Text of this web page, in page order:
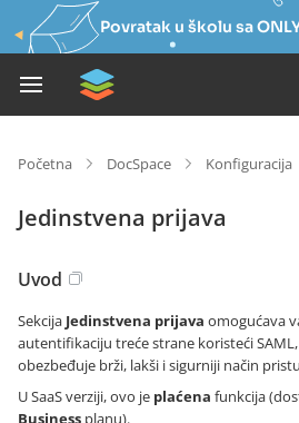
Povratak u školu sa
Početna DocSpace Konfiguracija
Jedinstvena prijava
Uvod
Sekcija Jedinstvena prijava omogućava
autentifikaciju treće strane koristeći
obezbeđuje brži, lakši i sigurniji način
U SaaS verziji, ovo je plaćena funkcija
Business planu).